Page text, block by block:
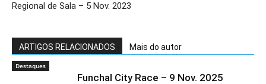
Regional de Sala – 5 Nov. 2023
ARTIGOS RELACIONADOS Mais do autor
Destaques
Funchal City Race – 9 Nov. 2025